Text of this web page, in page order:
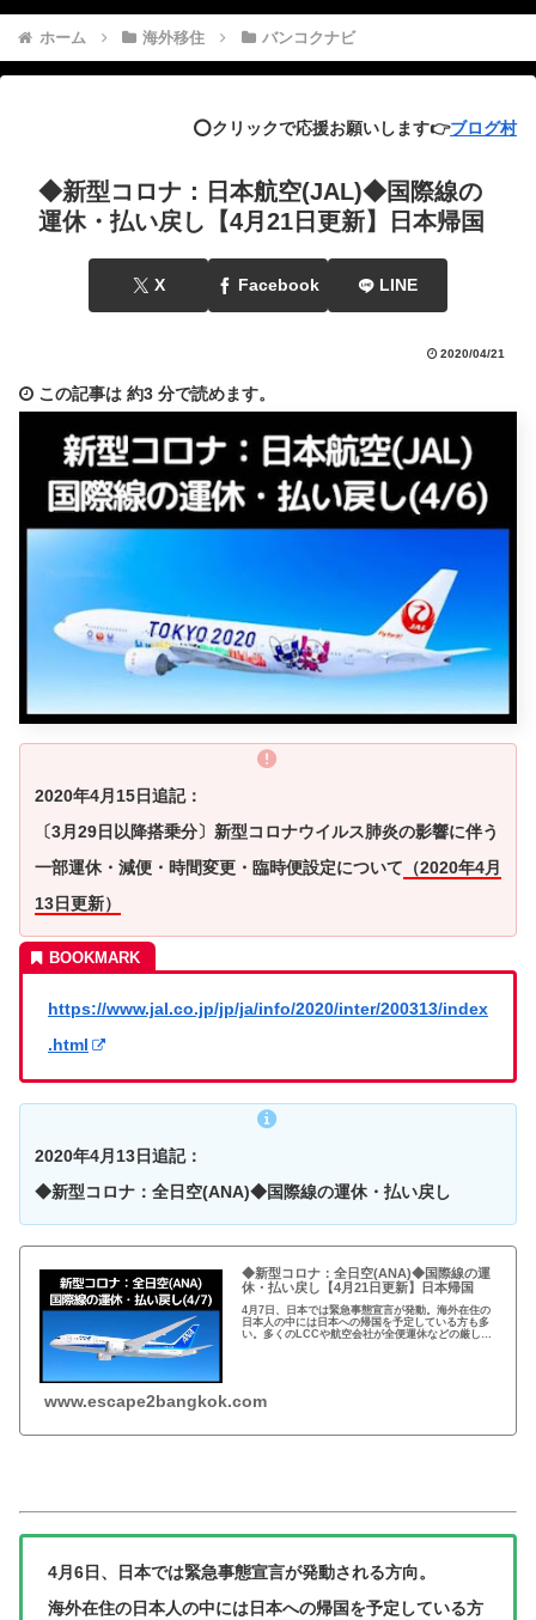
ホーム 海外移住 バンコクナビ
⭕️クリックで応援お願いします👉ブログ村
◆新型コロナ：日本航空(JAL)◆国際線の
運休・払い戻し【4月21日更新】日本帰国
X Facebook LINE
2020/04/21
この記事は 約3 分で読めます。
2020年4月15日追記：
〔3月29日以降搭乗分〕新型コロナウイルス肺炎の影響に伴う
一部運休・減便・時間変更・臨時便設定について （2020年4月
13日更新）
https://www.jal.co.jp/jp/ja/info/2020/inter/200313/index
.html
2020年4月13日追記：
◆新型コロナ：全日空(ANA)◆国際線の運休・払い戻し
◆新型コロナ：全日空(ANA)◆国際線の運
休・払い戻し【4月21日更新】日本帰国
4月7日、日本では緊急事態宣言が発動。海外在住の
日本人の中には日本への帰国を予定している方も多
い。多くのLCCや航空会社が全便運休などの厳しい
www.escape2bangkok.com
4月6日、日本では緊急事態宣言が発動される方向。
海外在住の日本人の中には日本への帰国を予定している方